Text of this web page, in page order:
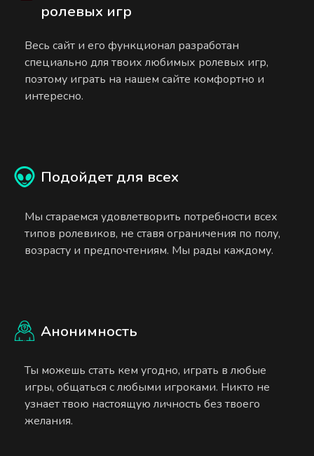
ролевых игр
Весь сайт и его функционал разработан
специально для твоих любимых ролевых игр,
поэтому играть на нашем сайте комфортно и
интересно.
Подойдет для всех
Мы стараемся удовлетворить потребности всех
типов ролевиков, не ставя ограничения по полу,
возрасту и предпочтениям. Мы рады каждому.
Анонимность
Ты можешь стать кем угодно, играть в любые
игры, общаться с любыми игроками. Никто не
узнает твою настоящую личность без твоего
желания.